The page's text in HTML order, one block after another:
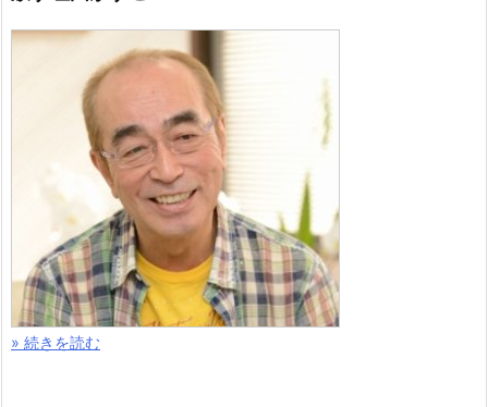
» 続きを読む